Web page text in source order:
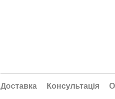
Доставка Консультація